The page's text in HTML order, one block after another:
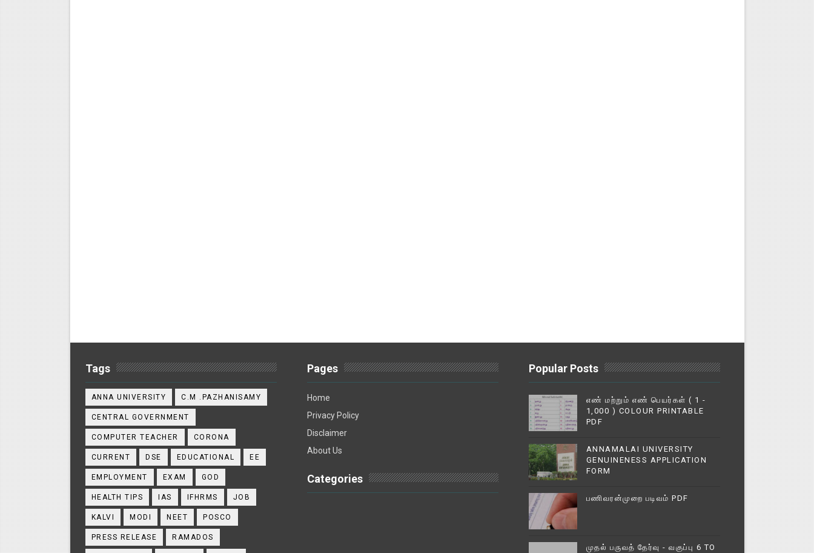
Tags
ANNA UNIVERSITY C.M .PAZHANISAMY
CENTRAL GOVERNMENT
COMPUTER TEACHER CORONA
CURRENT DSE EDUCATIONAL EE
EMPLOYMENT EXAM GOD
HEALTH TIPS IAS IFHRMS JOB
KALVI MODI NEET POSCO
PRESS RELEASE RAMADOS
Pages
Home
Privacy Policy
Disclaimer
About Us
Categories
Popular Posts
எண் மற்றும் எண் பெயர்கள் ( 1 -
1,000 ) COLOUR PRINTABLE
PDF
ANNAMALAI UNIVERSITY
GENUINENESS APPLICATION
FORM
பணிவரன்முறை படிவம் PDF
முதல் பருவத் தேர்வு - வகுப்பு 6 TO